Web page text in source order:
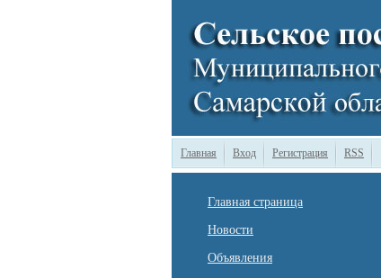
Главная Вход Регистрация RSS
Главная страница
Новости
Объявления